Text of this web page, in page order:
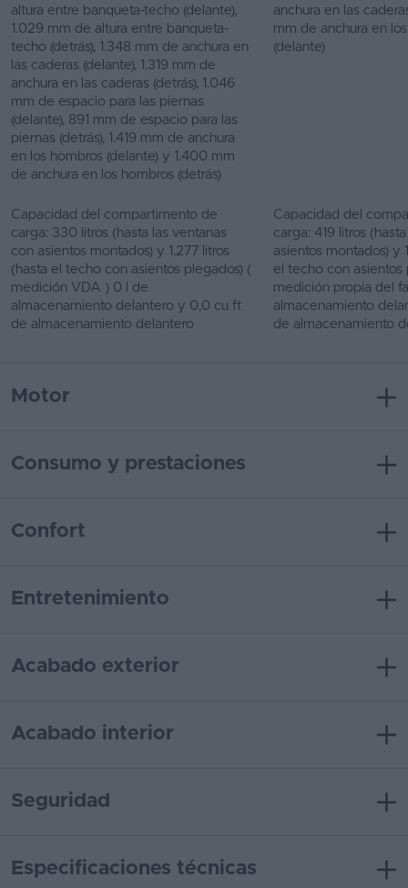
altura entre banqueta-techo (delante),
1.029 mm de altura entre banqueta-
techo (detrás), 1.348 mm de anchura en
las caderas (delante), 1.319 mm de
anchura en las caderas (detrás), 1.046
mm de espacio para las piernas
(delante), 891 mm de espacio para las
piernas (detrás), 1.419 mm de anchura
en los hombros (delante) y 1.400 mm
de anchura en los hombros (detrás)
anchura en las
mm de anchura en
(delante)
Capacidad del compartimento de
carga: 330 litros (hasta las ventanas
con asientos montados) y 1.277 litros
(hasta el techo con asientos plegados) (
medición VDA ) 0 l de
almacenamiento delantero y 0,0 cu ft
de almacenamiento delantero
Capacidad del
carga: 419 litros
asientos montados) y
el techo con asientos
medición propia del
almacenamiento
de almacenamiento
Motor
Consumo y prestaciones
Confort
Entretenimiento
Acabado exterior
Acabado interior
Seguridad
Especificaciones técnicas